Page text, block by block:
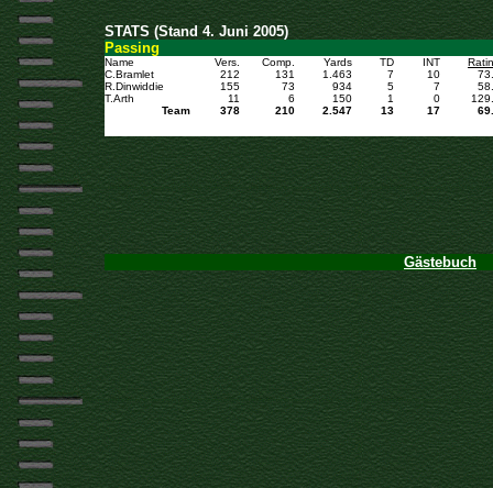
STATS (Stand 4. Juni 2005)
Passing
Name Vers. Comp. Yards TD INT
C.Bramlet
212 131 1.463 7 10
R.Dinwiddie
155 73 934 5 7
T.Arth
11 6 150 1 0
Team
378 210 2.547 13 17
Gästebuch